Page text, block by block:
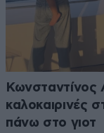
Κωνσταντίνος
καλοκαιρινές
πάνω στο γιοτ